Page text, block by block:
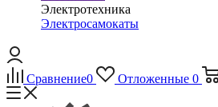
Электротехника
Электросамокаты
Сравнение0 Отложенные 0